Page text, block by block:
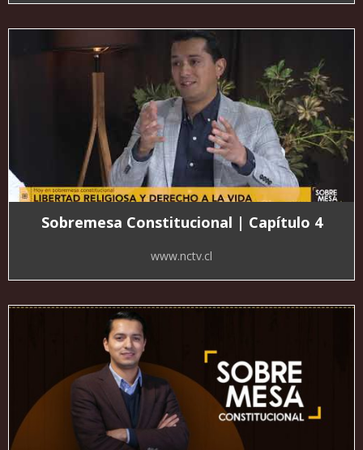
Sobremesa Constitucional | Capítulo 4
www.nctv.cl